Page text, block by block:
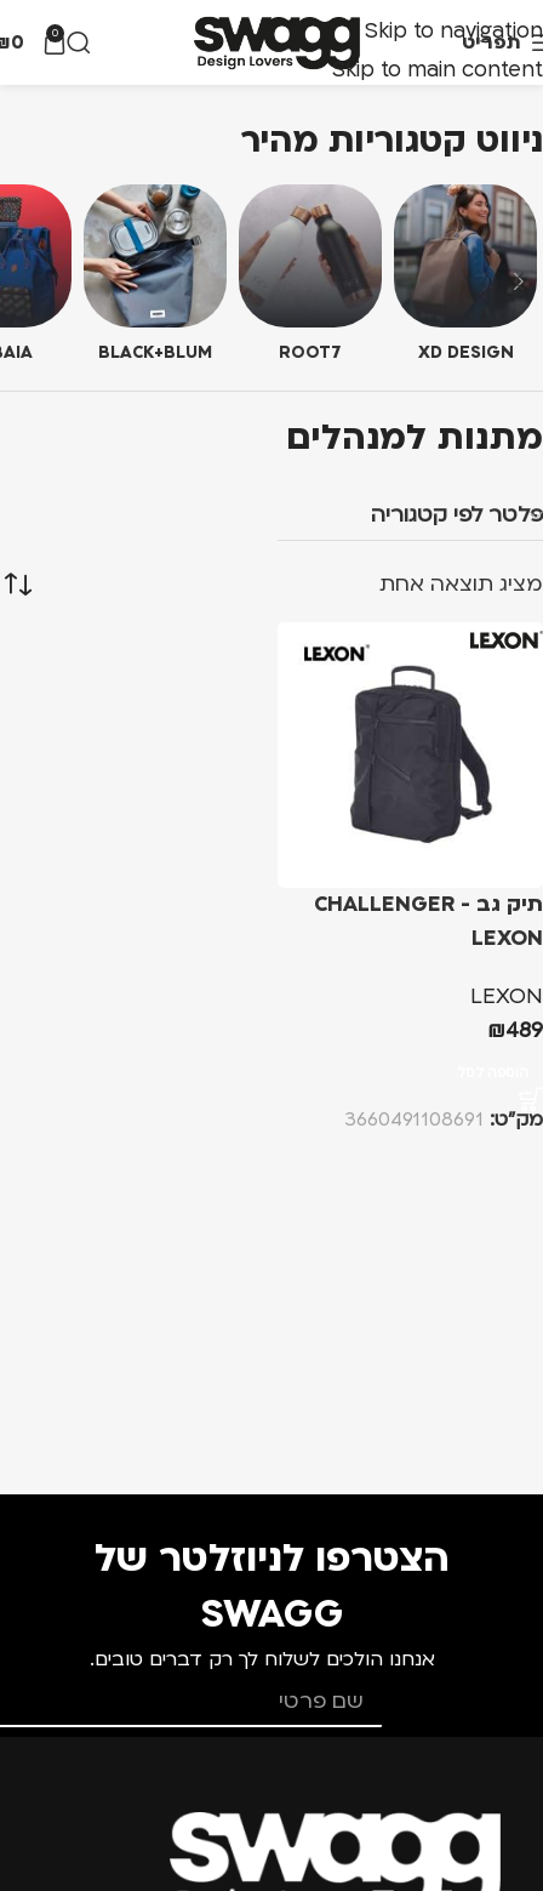
Skip to navigation
Skip to main content
תפריט 0
0
ניווט קטגוריות מהיר
XD DESIGN
ROOT7
BLACK+BLUM
מתנות למנהלים
פלטר לפי קטגוריה
מציג תוצאה אחת
תיק גב CHALLENGER -
LEXON
LEXON
₪489
מק”ט: 3660491108691
הצטרפו לניוזלטר של
SWAGG
אנחנו הולכים לשלוח לך רק דברים טובים.